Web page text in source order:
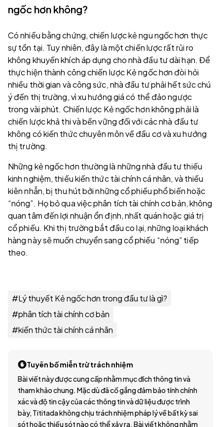
ngốc hơn không?
Có nhiều bằng chứng, chiến lược kẻ ngu ngốc hơn thực
sự tồn tại. Tuy nhiên, đây là một chiến lược rất rủi ro
không khuyến khích áp dụng cho nhà đầu tư dài hạn. Để
thực hiện thành công chiến lược Kẻ ngốc hơn đòi hỏi
nhiều thời gian và công sức, nhà đầu tư phải hết sức chú
ý đến thị trường, vì xu hướng giá có thể đảo ngược
trong vài phút. Chiến lược Kẻ ngốc hơn không phải là
chiến lược khả thi và bền vững đối với các nhà đầu tư
không có kiến thức chuyên môn về đầu cơ và xu hướng
thị trường.
Những kẻ ngốc hơn thường là những nhà đầu tư thiếu
kinh nghiệm, thiếu kiến thức tài chính cá nhân, và thiếu
kiên nhẫn, bị thu hút bởi những cổ phiếu phổ biến hoặc
“nóng”. Họ bỏ qua việc phân tích tài chính cơ bản, không
quan tâm đến lợi nhuận ổn định, nhất quán hoặc giá trị
cổ phiếu. Khi thị trường bắt đầu co lại, những loại khách
hàng này sẽ muốn chuyển sang cổ phiếu “nóng” tiếp
theo.
#Lý thuyết Kẻ ngốc hơn trong đầu tư là gì?
#phân tích tài chính cơ bản
#kiến thức tài chính cá nhân
Tuyên bố miễn trừ trách nhiệm
Bài viết này được cung cấp nhằm mục đích thông tin và
tham khảo chung. Mặc dù đã cố gắng đảm bảo tính chính
xác và độ tin cậy của các thông tin và dữ liệu được trình
bày, Tititada không chịu trách nhiệm pháp lý về bất kỳ sai
sót hoặc thiếu sót nào có thể xảy ra. Bài viết không nhằm